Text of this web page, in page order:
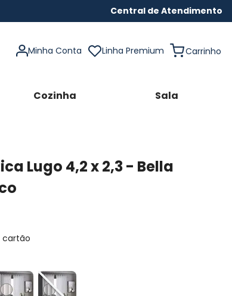
Central de Atendimento
Minha Conta Linha Premium
Cozinha Sala
Lugo 4,2 x 2,3 - Bella
cartão